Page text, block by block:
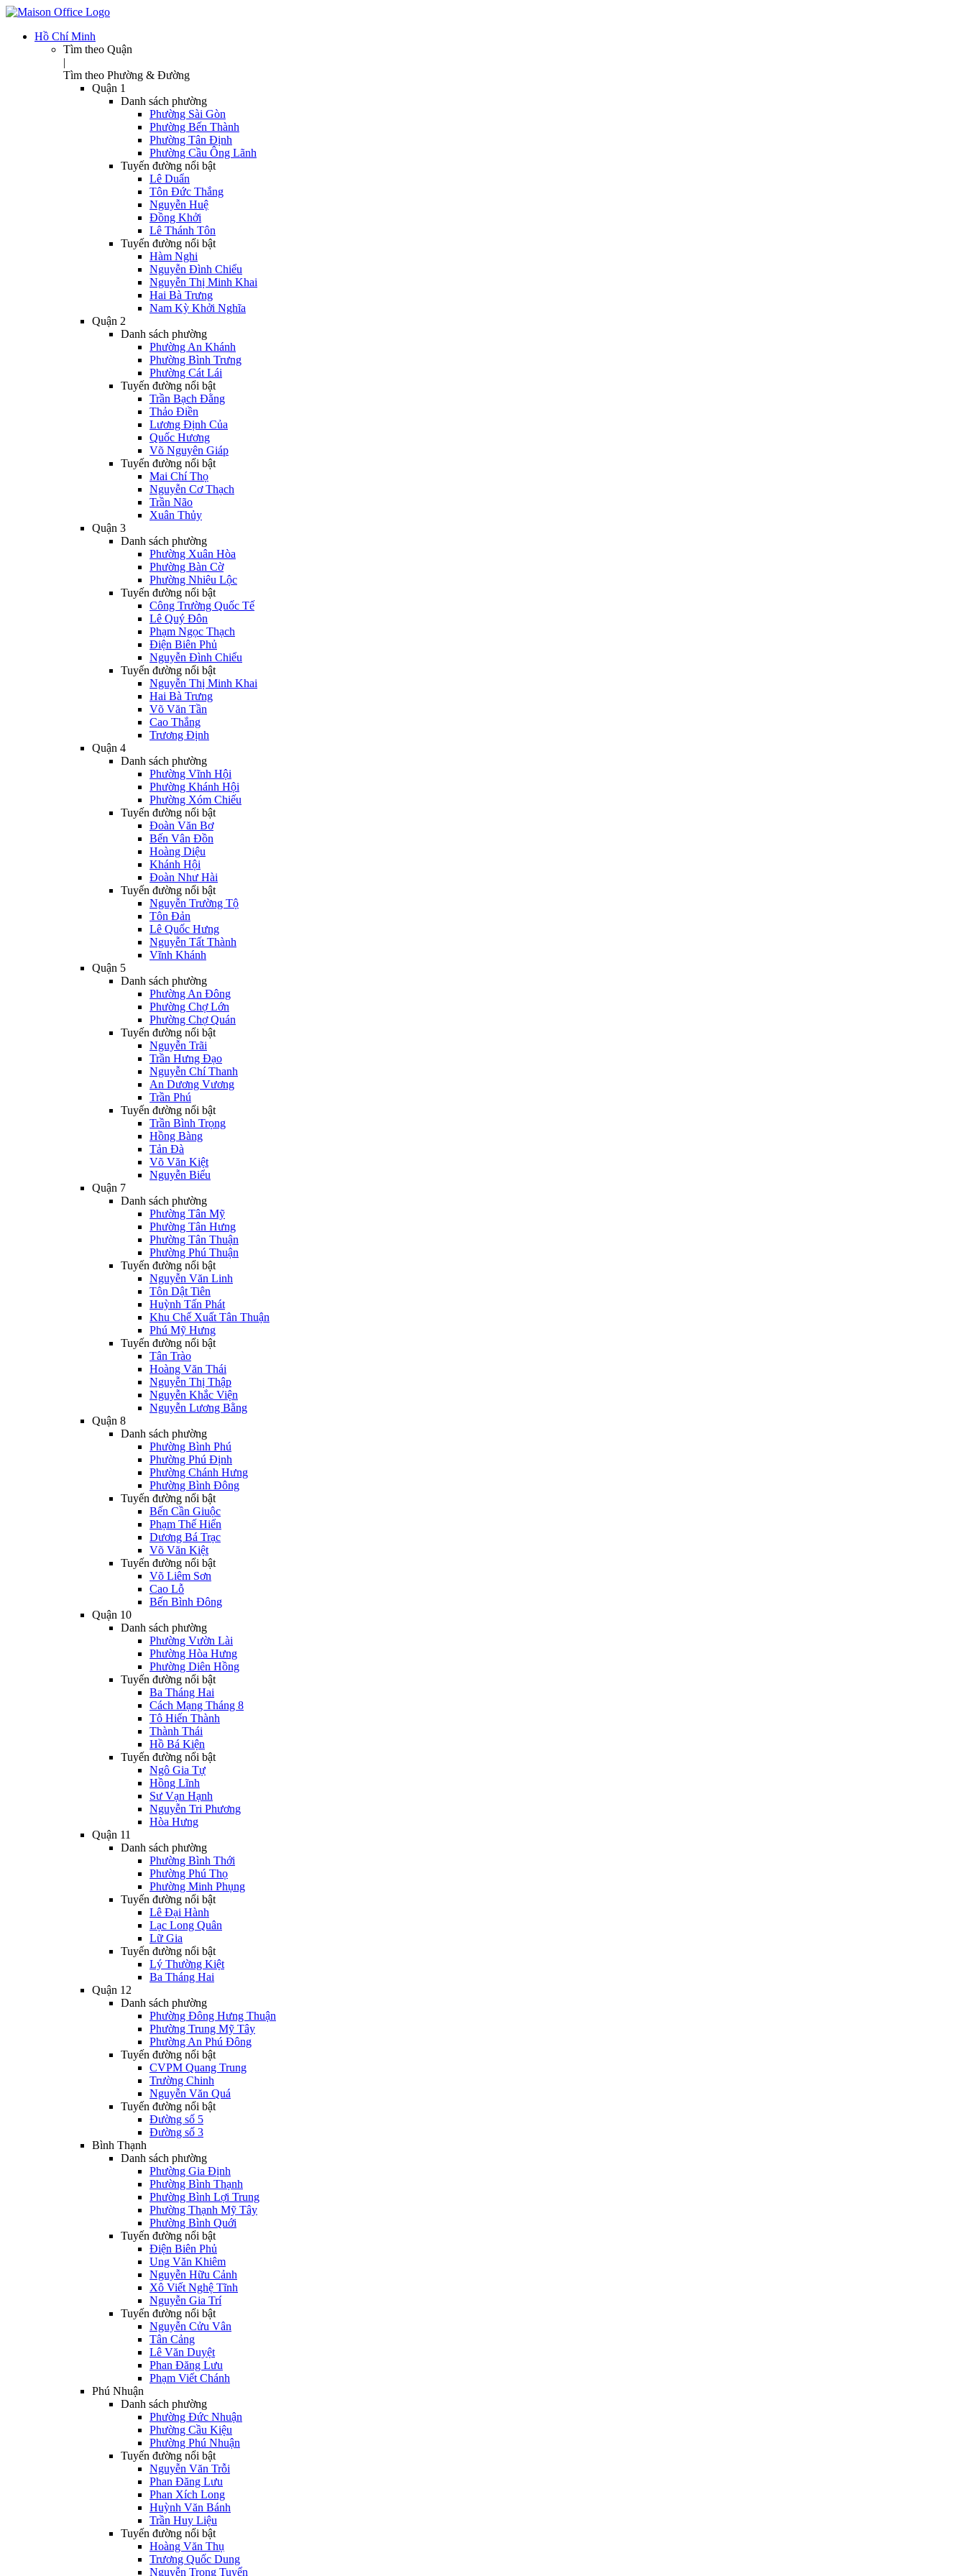
Hồ Chí Minh
Tìm theo Quận
|
Tìm theo Phường & Đường
Quận 1
Danh sách phường
Phường Sài Gòn
Phường Bến Thành
Phường Tân Định
Phường Cầu Ông Lãnh
Tuyến đường nổi bật
Lê Duẩn
Tôn Đức Thắng
Nguyễn Huệ
Đồng Khởi
Lê Thánh Tôn
Tuyến đường nổi bật
Hàm Nghi
Nguyễn Đình Chiểu
Nguyễn Thị Minh Khai
Hai Bà Trưng
Nam Kỳ Khởi Nghĩa
Quận 2
Danh sách phường
Phường An Khánh
Phường Bình Trưng
Phường Cát Lái
Tuyến đường nổi bật
Trần Bạch Đằng
Thảo Điền
Lương Định Của
Quốc Hương
Võ Nguyên Giáp
Tuyến đường nổi bật
Mai Chí Thọ
Nguyễn Cơ Thạch
Trần Não
Xuân Thủy
Quận 3
Danh sách phường
Phường Xuân Hòa
Phường Bàn Cờ
Phường Nhiêu Lộc
Tuyến đường nổi bật
Công Trường Quốc Tế
Lê Quý Đôn
Phạm Ngọc Thạch
Điện Biên Phủ
Nguyễn Đình Chiểu
Tuyến đường nổi bật
Nguyễn Thị Minh Khai
Hai Bà Trưng
Võ Văn Tần
Cao Thắng
Trương Định
Quận 4
Danh sách phường
Phường Vĩnh Hội
Phường Khánh Hội
Phường Xóm Chiếu
Tuyến đường nổi bật
Đoàn Văn Bơ
Bến Vân Đồn
Hoàng Diệu
Khánh Hội
Đoàn Như Hài
Tuyến đường nổi bật
Nguyễn Trường Tộ
Tôn Đản
Lê Quốc Hưng
Nguyễn Tất Thành
Vĩnh Khánh
Quận 5
Danh sách phường
Phường An Đông
Phường Chợ Lớn
Phường Chợ Quán
Tuyến đường nổi bật
Nguyễn Trãi
Trần Hưng Đạo
Nguyễn Chí Thanh
An Dương Vương
Trần Phú
Tuyến đường nổi bật
Trần Bình Trọng
Hồng Bàng
Tản Đà
Võ Văn Kiệt
Nguyễn Biểu
Quận 7
Danh sách phường
Phường Tân Mỹ
Phường Tân Hưng
Phường Tân Thuận
Phường Phú Thuận
Tuyến đường nổi bật
Nguyễn Văn Linh
Tôn Dật Tiên
Huỳnh Tấn Phát
Khu Chế Xuất Tân Thuận
Phú Mỹ Hưng
Tuyến đường nổi bật
Tân Trào
Hoàng Văn Thái
Nguyễn Thị Thập
Nguyễn Khắc Viện
Nguyễn Lương Bằng
Quận 8
Danh sách phường
Phường Bình Phú
Phường Phú Định
Phường Chánh Hưng
Phường Bình Đông
Tuyến đường nổi bật
Bến Cần Giuộc
Phạm Thế Hiển
Dương Bá Trạc
Võ Văn Kiệt
Tuyến đường nổi bật
Võ Liêm Sơn
Cao Lỗ
Bến Bình Đông
Quận 10
Danh sách phường
Phường Vườn Lài
Phường Hòa Hưng
Phường Diên Hồng
Tuyến đường nổi bật
Ba Tháng Hai
Cách Mạng Tháng 8
Tô Hiến Thành
Thành Thái
Hồ Bá Kiện
Tuyến đường nổi bật
Ngô Gia Tự
Hồng Lĩnh
Sư Vạn Hạnh
Nguyễn Tri Phương
Hòa Hưng
Quận 11
Danh sách phường
Phường Bình Thới
Phường Phú Thọ
Phường Minh Phụng
Tuyến đường nổi bật
Lê Đại Hành
Lạc Long Quân
Lữ Gia
Tuyến đường nổi bật
Lý Thường Kiệt
Ba Tháng Hai
Quận 12
Danh sách phường
Phường Đông Hưng Thuận
Phường Trung Mỹ Tây
Phường An Phú Đông
Tuyến đường nổi bật
CVPM Quang Trung
Trường Chinh
Nguyễn Văn Quá
Tuyến đường nổi bật
Đường số 5
Đường số 3
Bình Thạnh
Danh sách phường
Phường Gia Định
Phường Bình Thạnh
Phường Bình Lợi Trung
Phường Thạnh Mỹ Tây
Phường Bình Quới
Tuyến đường nổi bật
Điện Biên Phủ
Ung Văn Khiêm
Nguyễn Hữu Cảnh
Xô Viết Nghệ Tĩnh
Nguyễn Gia Trí
Tuyến đường nổi bật
Nguyễn Cửu Vân
Tân Cảng
Lê Văn Duyệt
Phan Đăng Lưu
Phạm Viết Chánh
Phú Nhuận
Danh sách phường
Phường Đức Nhuận
Phường Cầu Kiệu
Phường Phú Nhuận
Tuyến đường nổi bật
Nguyễn Văn Trỗi
Phan Đăng Lưu
Phan Xích Long
Huỳnh Văn Bánh
Trần Huy Liệu
Tuyến đường nổi bật
Hoàng Văn Thụ
Trương Quốc Dung
Nguyễn Trọng Tuyển